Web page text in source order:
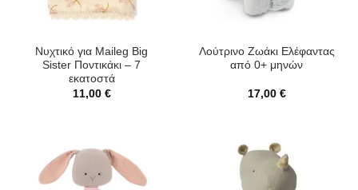
Νυχτικό για Maileg Big
Sister Ποντικάκι – 7
εκατοστά
11,00 €
Λούτρινο Ζωάκι Ελέφαντας
από 0+ μηνών
17,00 €